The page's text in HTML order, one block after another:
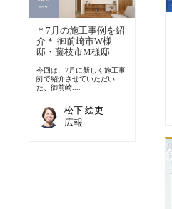
＊7月の施工事例を紹
介＊ 御前崎市W様
邸・藤枝市M様邸
今回は、7月に新しく施工事
例で紹介させていただい
た、御前崎....
松下 絵吏
広報